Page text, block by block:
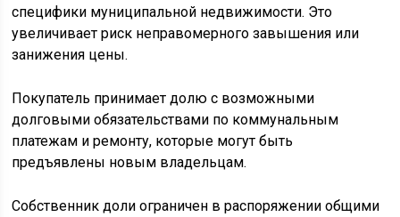
специфики муниципальной недвижимости. Это
увеличивает риск неправомерного завышения или
занижения цены.
Покупатель принимает долю с возможными
долговыми обязательствами по коммунальным
платежам и ремонту, которые могут быть
предъявлены новым владельцам.
Собственник доли ограничен в распоряжении общими